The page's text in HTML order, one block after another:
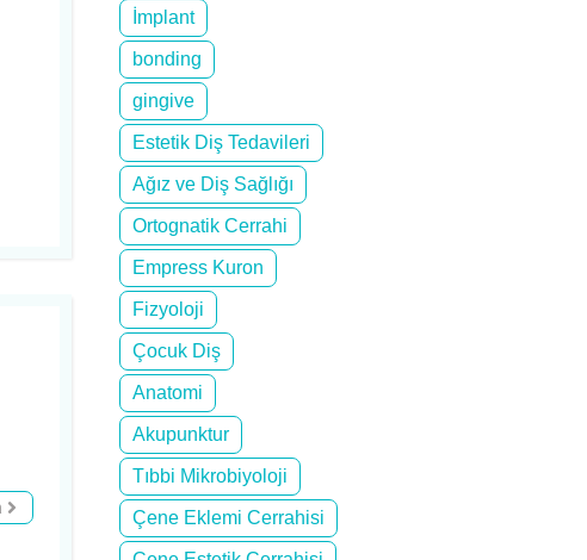
İmplant
bonding
gingive
Estetik Diş Tedavileri
Ağız ve Diş Sağlığı
Ortognatik Cerrahi
Empress Kuron
Fizyoloji
Çocuk Diş
Anatomi
Akupunktur
Tıbbi Mikrobiyoloji
Çene Eklemi Cerrahisi